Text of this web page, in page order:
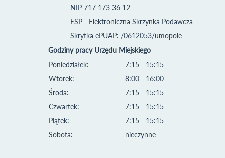
NIP 717 173 36 12
ESP - Elektroniczna Skrzynka Podawcza
Skrytka ePUAP: /0612053/umopole
Godziny pracy Urzędu Miejskiego
Poniedziałek:
Wtorek:
Środa:
Czwartek:
Piątek:
Sobota:
7:15 - 15:15
8:00 - 16:00
7:15 - 15:15
7:15 - 15:15
7:15 - 15:15
nieczynne